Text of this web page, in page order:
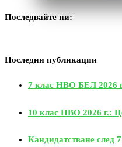
Последвайте ни:
Последни публикации
7 клас НВО БЕЛ 2026
10 клас НВО 2026 г.:
Кандидатстване след